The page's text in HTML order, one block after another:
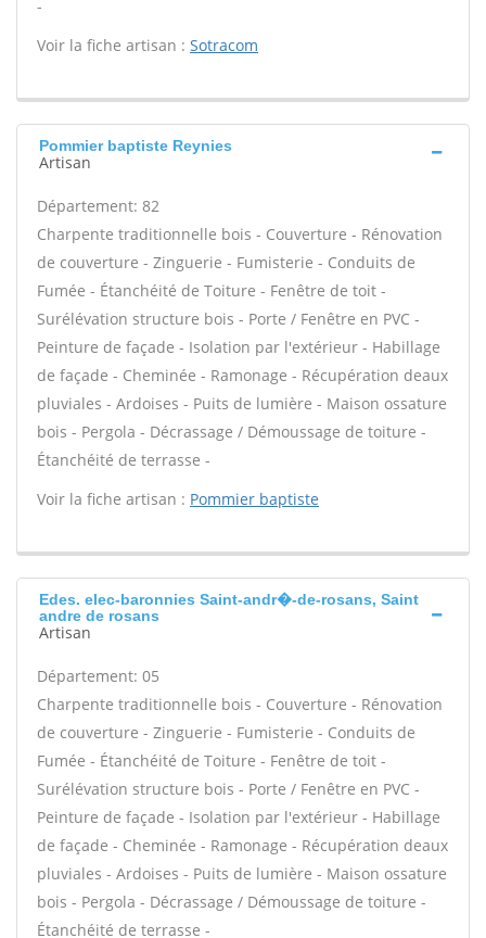
-
Voir la fiche artisan : Sotracom
Pommier baptiste Reynies
Artisan
Département: 82
Charpente traditionnelle bois - Couverture - Rénovation
de couverture - Zinguerie - Fumisterie - Conduits de
Fumée - Étanchéité de Toiture - Fenêtre de toit -
Surélévation structure bois - Porte / Fenêtre en PVC -
Peinture de façade - Isolation par l'extérieur - Habillage
de façade - Cheminée - Ramonage - Récupération deaux
pluviales - Ardoises - Puits de lumière - Maison ossature
bois - Pergola - Décrassage / Démoussage de toiture -
Étanchéité de terrasse -
Voir la fiche artisan : Pommier baptiste
Edes. elec-baronnies Saint-andr�-de-rosans, Saint
andre de rosans
Artisan
Département: 05
Charpente traditionnelle bois - Couverture - Rénovation
de couverture - Zinguerie - Fumisterie - Conduits de
Fumée - Étanchéité de Toiture - Fenêtre de toit -
Surélévation structure bois - Porte / Fenêtre en PVC -
Peinture de façade - Isolation par l'extérieur - Habillage
de façade - Cheminée - Ramonage - Récupération deaux
pluviales - Ardoises - Puits de lumière - Maison ossature
bois - Pergola - Décrassage / Démoussage de toiture -
Étanchéité de terrasse -